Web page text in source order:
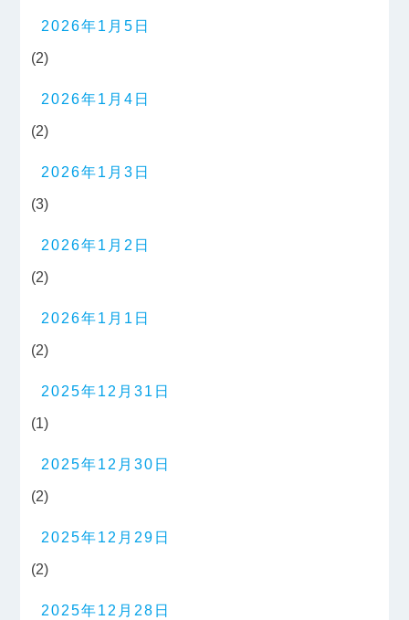
2026年1月5日
(2)
2026年1月4日
(2)
2026年1月3日
(3)
2026年1月2日
(2)
2026年1月1日
(2)
2025年12月31日
(1)
2025年12月30日
(2)
2025年12月29日
(2)
2025年12月28日